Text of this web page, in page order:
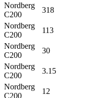
Nordberg
C200
318
Nordberg
C200
113
Nordberg
C200
30
Nordberg
C200
3.15
Nordberg
C200
12